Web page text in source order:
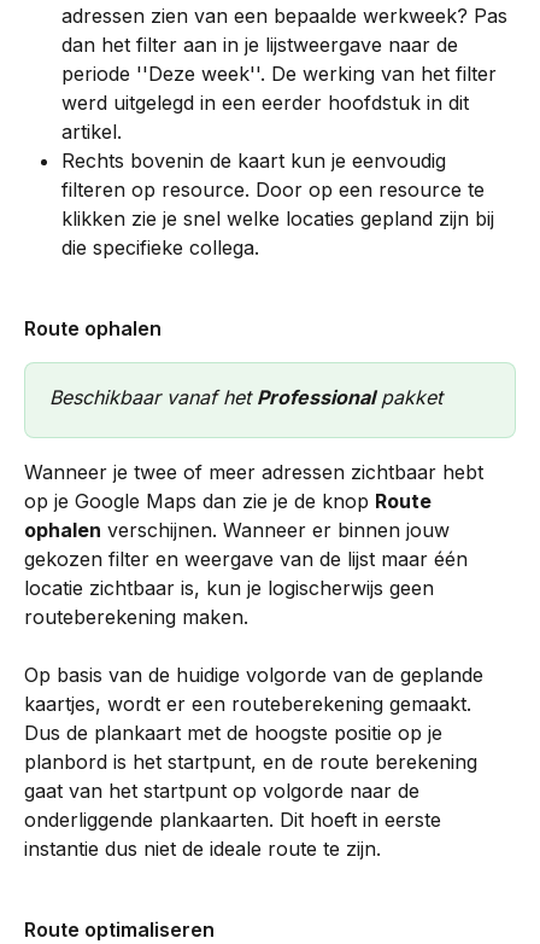
adressen zien van een bepaalde werkweek? Pas
dan het filter aan in je lijstweergave naar de
periode ''Deze week''. De werking van het filter
werd uitgelegd in een eerder hoofdstuk in dit
artikel.
Rechts bovenin de kaart kun je eenvoudig
filteren op resource. Door op een resource te
klikken zie je snel welke locaties gepland zijn bij
die specifieke collega.
Route ophalen
Beschikbaar vanaf het Professional pakket
Wanneer je twee of meer adressen zichtbaar hebt
op je Google Maps dan zie je de knop Route
ophalen verschijnen. Wanneer er binnen jouw
gekozen filter en weergave van de lijst maar één
locatie zichtbaar is, kun je logischerwijs geen
routeberekening maken.
Op basis van de huidige volgorde van de geplande
kaartjes, wordt er een routeberekening gemaakt.
Dus de plankaart met de hoogste positie op je
planbord is het startpunt, en de route berekening
gaat van het startpunt op volgorde naar de
onderliggende plankaarten. Dit hoeft in eerste
instantie dus niet de ideale route te zijn.
Route optimaliseren